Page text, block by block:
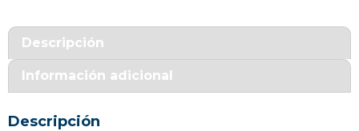
Descripción
Información adicional
Descripción